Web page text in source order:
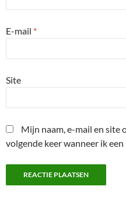
E-mail *
Site
Mijn naam, e-mail en site
volgende keer wanneer ik